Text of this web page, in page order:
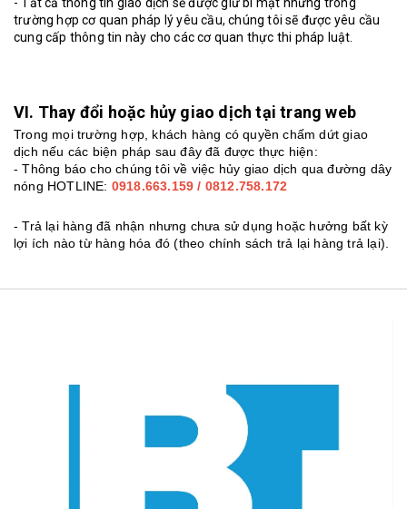
trường hợp cơ quan pháp lý yêu cầu, chúng tôi sẽ được yêu cầu
cung cấp thông tin này cho các cơ quan thực thi pháp luật.
VI. Thay đổi hoặc hủy giao dịch tại trang web
Trong mọi trường hợp, khách hàng có quyền chấm dứt giao
dịch nếu các biện pháp sau đây đã được thực hiện:
- Thông báo cho chúng tôi về việc hủy giao dịch qua đường dây
nóng HOTLINE: 0918.663.159 / 0812.758.172
- Trả lại hàng đã nhận nhưng chưa sử dụng hoặc hưởng bất kỳ
lợi ích nào từ hàng hóa đó (theo chính sách trả lại hàng trả lại).